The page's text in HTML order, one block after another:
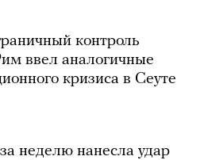
контроль
ввел аналогичные
кризиса в Сеуте
неделю нанесла удар